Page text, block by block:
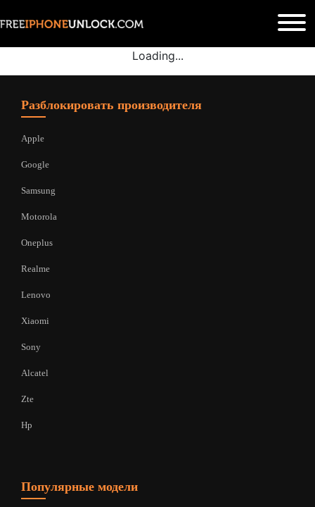
Loading...
Разблокировать производителя
Apple
Google
Samsung
Motorola
Oneplus
Realme
Lenovo
Xiaomi
Sony
Alcatel
Zte
Hp
Популярные модели